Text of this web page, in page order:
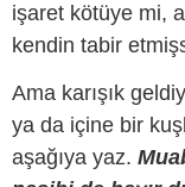
işaret kötüye mi,
kendin tabir
Ama karışık
ya da içine bir
aşağıya yaz.